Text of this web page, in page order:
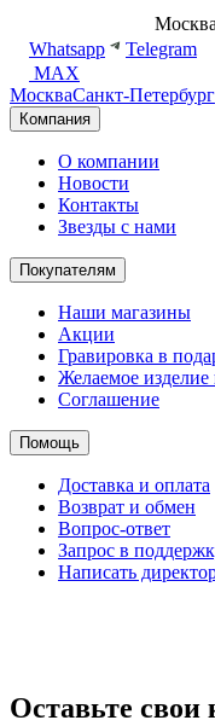
Москва
Whatsapp
Telegram
MAX
МоскваСанкт-Петербург
Компания
О компании
Новости
Контакты
Звезды с нами
Покупателям
Наши магазины
Акции
Гравировка в
Желаемое изделие
Соглашение
Помощь
Доставка и оплата
Возврат и обмен
Вопрос-ответ
Запрос в
Написать
Оставьте свои